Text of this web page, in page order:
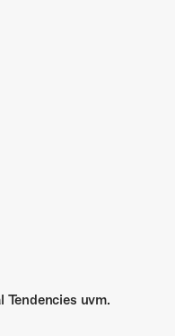
Tendencies uvm.